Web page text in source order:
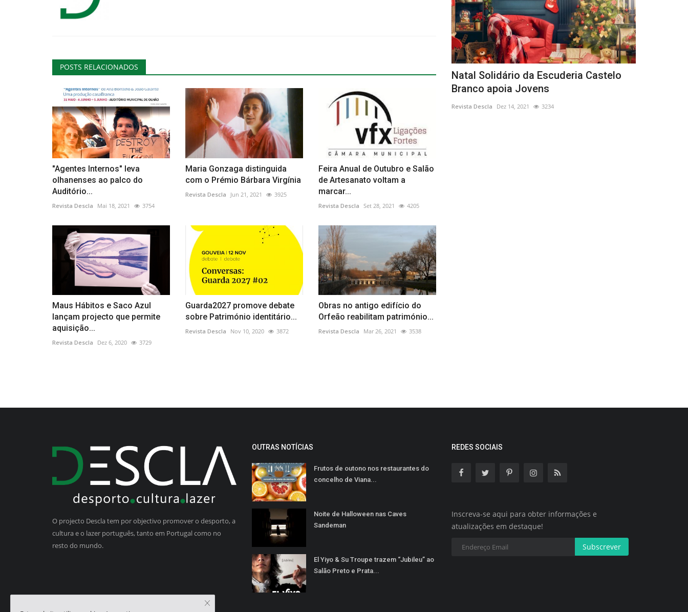
POSTS RELACIONADOS
"Agentes Internos" leva
olhanenses ao palco do
Auditório...
Revista Descla Mai 18, 2021 3754
Maria Gonzaga distinguida
com o Prémio Bárbara Virgínia
Revista Descla Jun 21, 2021 3925
Feira Anual de Outubro e Salão
de Artesanato voltam a
marcar...
Revista Descla Set 28, 2021 4205
Maus Hábitos e Saco Azul
lançam projecto que permite
aquisição...
Revista Descla Dez 6, 2020 3729
Guarda2027 promove debate
sobre Património identitário...
Revista Descla Nov 10, 2020 3872
Obras no antigo edifício do
Orfeão reabilitam património...
Revista Descla Mar 26, 2021 3538
Novo single de Fernando Cunha "Se Eu
Pudesse Um dia"
Revista Descla Ago 28, 2023
Município de Alcoutim vai colaborar
com a associação Vita...
Revista Descla Dez 12, 2020
Natal Solidário da Escuderia Castelo
Branco apoia Jovens
Revista Descla Dez 14, 2021 3234
O projecto Descla tem por objectivo promover o desporto, a
cultura e o lazer português, tanto em Portugal como no
resto do mundo.
OUTRAS NOTÍCIAS
Frutos de outono nos restaurantes do
concelho de Viana...
Noite de Halloween nas Caves
Sandeman
El Yiyo & Su Troupe trazem “Jubileu” ao
Salão Preto e Prata...
REDES SOCIAIS
Inscreva-se aqui para obter informações e
atualizações em destaque!
Subscrever